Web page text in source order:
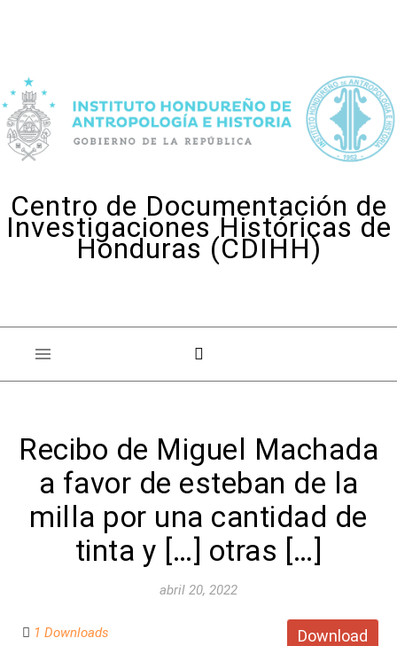
Centro de Documentación de
Investigaciones Históricas de
Honduras (CDIHH)
Recibo de Miguel Machada
a favor de esteban de la
milla por una cantidad de
tinta y […] otras […]
abril 20, 2022
Download
1 Downloads